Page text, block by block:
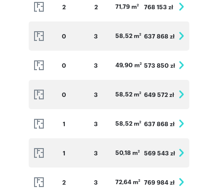
2 2 71,79 m2 768 153 zł
0 3 58,52 m2 637 868 zł
0 3 49,90 m2 573 850 zł
0 3 58,52 m2 649 572 zł
1 3 58,52 m2 637 868 zł
1 3 50,18 m2 569 543 zł
2 3 72,64 m2 769 984 zł